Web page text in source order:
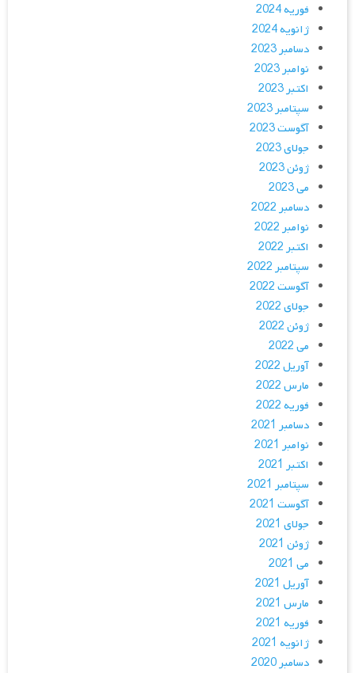
فوریه 2024
ژانویه 2024
دسامبر 2023
نوامبر 2023
اکتبر 2023
سپتامبر 2023
آگوست 2023
جولای 2023
ژوئن 2023
می 2023
دسامبر 2022
نوامبر 2022
اکتبر 2022
سپتامبر 2022
آگوست 2022
جولای 2022
ژوئن 2022
می 2022
آوریل 2022
مارس 2022
فوریه 2022
دسامبر 2021
نوامبر 2021
اکتبر 2021
سپتامبر 2021
آگوست 2021
جولای 2021
ژوئن 2021
می 2021
آوریل 2021
مارس 2021
فوریه 2021
ژانویه 2021
دسامبر 2020